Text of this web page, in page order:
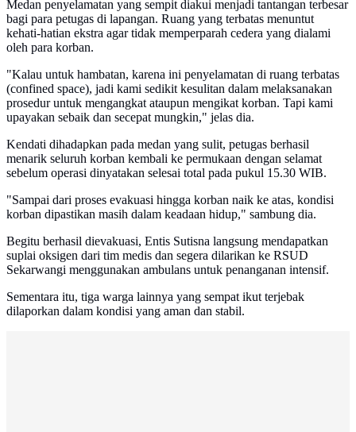
Medan penyelamatan yang sempit diakui menjadi tantangan terbesar
bagi para petugas di lapangan. Ruang yang terbatas menuntut
kehati-hatian ekstra agar tidak memperparah cedera yang dialami
oleh para korban.
"Kalau untuk hambatan, karena ini penyelamatan di ruang terbatas
(confined space), jadi kami sedikit kesulitan dalam melaksanakan
prosedur untuk mengangkat ataupun mengikat korban. Tapi kami
upayakan sebaik dan secepat mungkin," jelas dia.
Kendati dihadapkan pada medan yang sulit, petugas berhasil
menarik seluruh korban kembali ke permukaan dengan selamat
sebelum operasi dinyatakan selesai total pada pukul 15.30 WIB.
"Sampai dari proses evakuasi hingga korban naik ke atas, kondisi
korban dipastikan masih dalam keadaan hidup," sambung dia.
Begitu berhasil dievakuasi, Entis Sutisna langsung mendapatkan
suplai oksigen dari tim medis dan segera dilarikan ke RSUD
Sekarwangi menggunakan ambulans untuk penanganan intensif.
Sementara itu, tiga warga lainnya yang sempat ikut terjebak
dilaporkan dalam kondisi yang aman dan stabil.